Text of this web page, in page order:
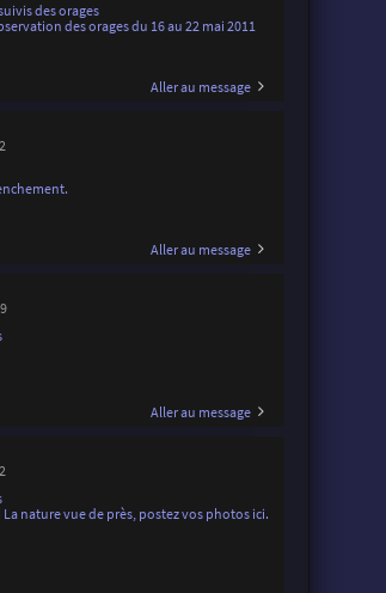
des orages
des orages du 16 au 22 mai 2011
Aller au message
Aller au message
Aller au message
nature vue de près, postez vos photos ici.